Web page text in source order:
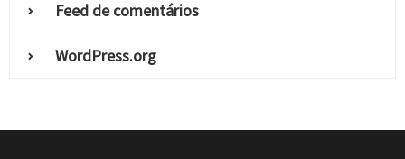
Feed de comentários
WordPress.org